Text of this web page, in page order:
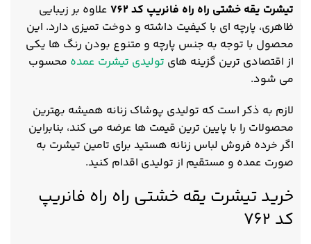
تیشرت یقه خشتی راه راه فانریپ کد 762
علاوه بر زیبایی
ظاهری، پارچه ای با کیفیت داشته و دوخت تمیزی دارد. این
محصول با توجه به جنس پارچه و متنوع بودن رنگ ها یکی
از اقتصادی ترین گزینه های تولیدی تیشرت عمده محسوب
می شود.
لازم به ذکر است که تولیدی پوشاک زنانه همیشه بهترین
محصولات را با پایین ترین قیمت ها عرضه می کند، بنابراین
اگر خرده فروش لباس زنانه هستید برای تامین تیشرت به
صورت عمده و مستقیم از تولیدی اقدام کنید.
خرید تیشرت یقه خشتی راه راه فانریپ
کد 762